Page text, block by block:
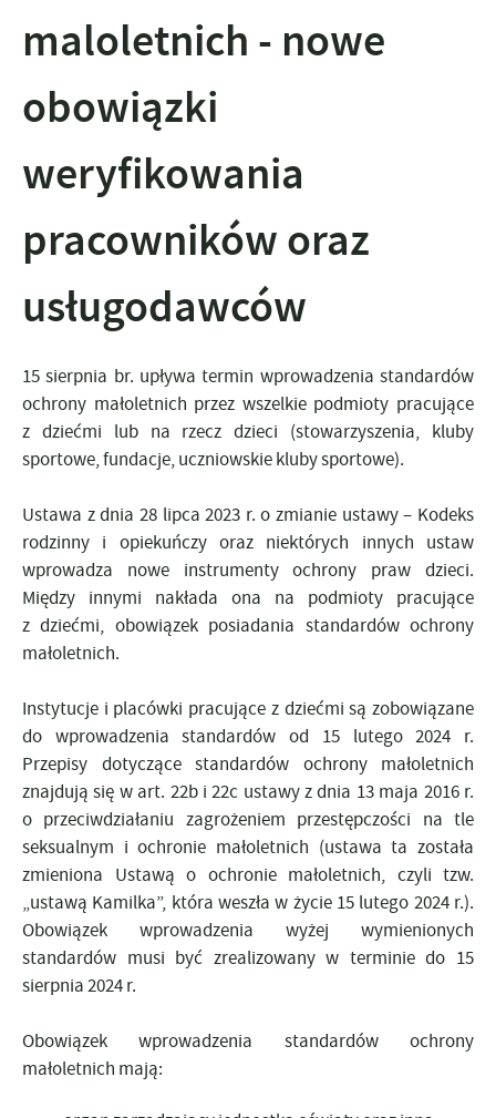
maloletnich - nowe
obowiązki
weryfikowania
pracowników oraz
usługodawców
15 sierpnia br. upływa termin wprowadzenia standardów
ochrony małoletnich przez wszelkie podmioty pracujące
z dziećmi lub na rzecz dzieci (stowarzyszenia, kluby
sportowe, fundacje, uczniowskie kluby sportowe).
Ustawa z dnia 28 lipca 2023 r. o zmianie ustawy – Kodeks
rodzinny i opiekuńczy oraz niektórych innych ustaw
wprowadza nowe instrumenty ochrony praw dzieci.
Między innymi nakłada ona na podmioty pracujące
z dziećmi, obowiązek posiadania standardów ochrony
małoletnich.
Instytucje i placówki pracujące z dziećmi są zobowiązane
do wprowadzenia standardów od 15 lutego 2024 r.
Przepisy dotyczące standardów ochrony małoletnich
znajdują się w art. 22b i 22c ustawy z dnia 13 maja 2016 r.
o przeciwdziałaniu zagrożeniem przestępczości na tle
seksualnym i ochronie małoletnich (ustawa ta została
zmieniona Ustawą o ochronie małoletnich, czyli tzw.
„ustawą Kamilka”, która weszła w życie 15 lutego 2024 r.).
Obowiązek wprowadzenia wyżej wymienionych
standardów musi być zrealizowany w terminie do 15
sierpnia 2024 r.
Obowiązek wprowadzenia standardów ochrony
małoletnich mają: